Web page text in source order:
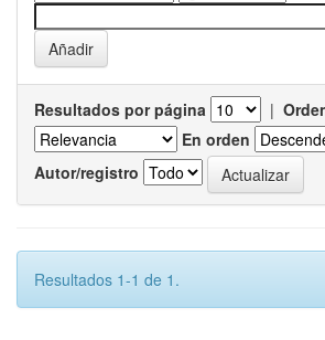
Resultados por página |
En orden
Autor/registro
Resultados 1-1 de 1.